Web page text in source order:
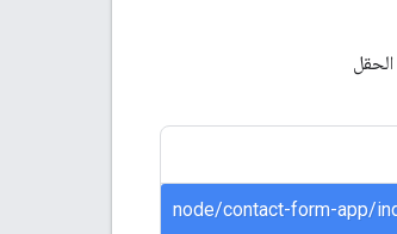
node/contact-form-app/